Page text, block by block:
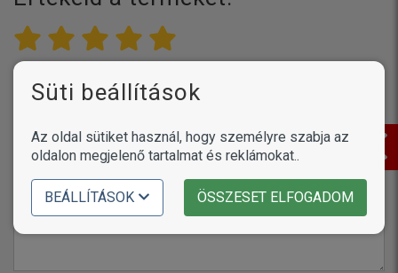
Név vagy becenév
Értékelés
Süti beállítások
Az oldal sütiket használ, hogy személyre szabja az
oldalon megjelenő tartalmat és reklámokat..
BEÁLLÍTÁSOK ÖSSZESET ELFOGADOM